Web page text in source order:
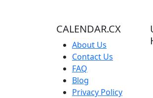
CALENDAR.CX
About Us
Contact Us
FAQ
Blog
Privacy Policy